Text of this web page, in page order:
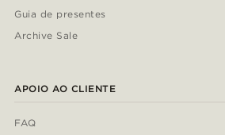
Guia de presentes
Archive Sale
APOIO AO CLIENTE
FAQ